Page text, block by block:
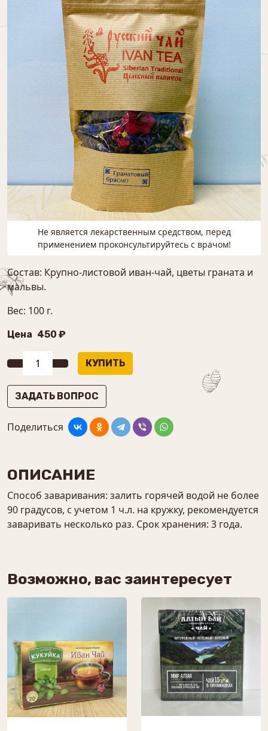
Не является лекарственным средством, перед
применением проконсультируйтесь с врачом!
Состав: Крупно-листовой иван-чай, цветы граната и
мальвы.
Вес: 100 г.
Цена 450 ₽
ЗАДАТЬ ВОПРОС
Поделиться
ОПИСАНИЕ
Способ заваривания: залить горячей водой не более
90 градусов, с учетом 1 ч.л. на кружку, рекомендуется
заваривать несколько раз. Срок хранения: 3 года.
Возможно, вас заинтересует